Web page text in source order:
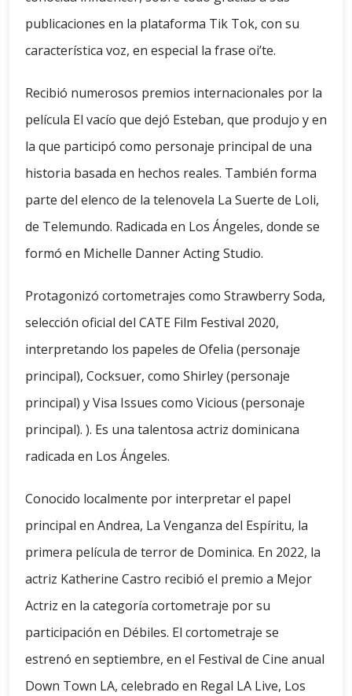
publicaciones en la plataforma Tik Tok, con su
característica voz, ​en especial la frase oi’te.
Recibió numerosos premios internacionales por la
película El vacío que dejó Esteban, que produjo y en
la que participó como personaje principal de una
historia basada en hechos reales. También forma
parte del elenco de la telenovela La Suerte de Loli,
de Telemundo. Radicada en Los Ángeles, donde se
formó en Michelle Danner Acting Studio.
Protagonizó cortometrajes como Strawberry Soda,
selección oficial del CATE Film Festival 2020,
interpretando los papeles de Ofelia (personaje
principal), Cocksuer, como Shirley (personaje
principal) y Visa Issues como Vicious (personaje
principal). ). Es una talentosa actriz dominicana
radicada en Los Ángeles.
Conocido localmente por interpretar el papel
principal en Andrea, La Venganza del Espíritu, la
primera película de terror de Dominica. En 2022, la
actriz Katherine Castro recibió el premio a Mejor
Actriz en la categoría cortometraje por su
participación en Débiles. El cortometraje se
estrenó en septiembre, en el Festival de Cine anual
Down Town LA, celebrado en Regal LA Live, Los